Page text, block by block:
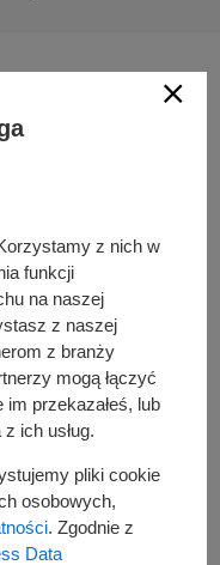
z nich w
funkcji
na naszej
z naszej
z branży
mogą łączyć
przekazałeś, lub
ich usług.
pliki cookie
osobowych,
. Zgodnie z
Data